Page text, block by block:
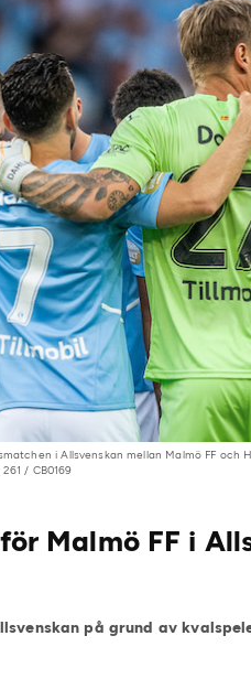
i Allsvenskan mellan Malmö FF och
/ CB0169
Malmö FF i
på grund av